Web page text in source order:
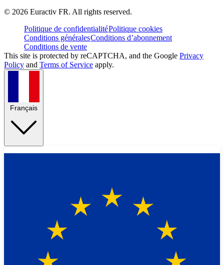
© 2026 Euractiv FR. All rights reserved.
Politique de confidentialitéPolitique cookies
Conditions généralesConditions d’abonnement
Conditions de vente
This site is protected by reCAPTCHA, and the Google Privacy
Policy and Terms of Service apply.
Français